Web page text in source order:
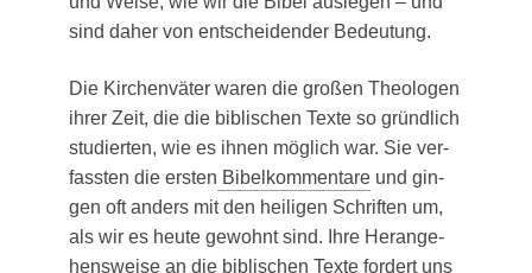
sind daher von ent­schei­den­der Bedeutung.
Die Kir­chen­vä­ter waren die gro­ßen Theo­lo­gen
ihrer Zeit, die die bibli­schen Tex­te so gründ­lich
stu­dier­ten, wie es ihnen mög­lich war. Sie ver­
fass­ten die ers­ten Bibel­kom­men­ta­re und gin­
gen oft anders mit den hei­li­gen Schrif­ten um,
als wir es heu­te gewohnt sind. Ihre Her­an­ge­
hens­wei­se an die bibli­schen Tex­te for­dert uns